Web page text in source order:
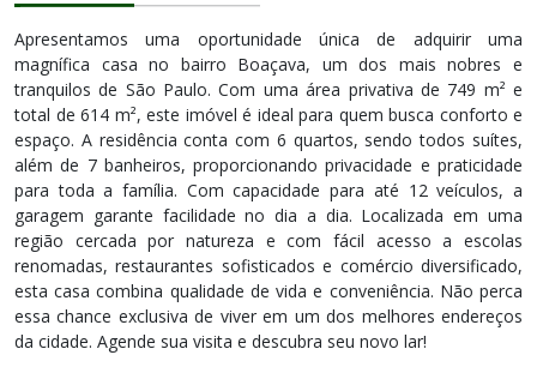
Apresentamos uma oportunidade única de adquirir uma
magnífica casa no bairro Boaçava, um dos mais nobres e
tranquilos de São Paulo. Com uma área privativa de 749 m² e
total de 614 m², este imóvel é ideal para quem busca conforto e
espaço. A residência conta com 6 quartos, sendo todos suítes,
além de 7 banheiros, proporcionando privacidade e praticidade
para toda a família. Com capacidade para até 12 veículos, a
garagem garante facilidade no dia a dia. Localizada em uma
região cercada por natureza e com fácil acesso a escolas
renomadas, restaurantes sofisticados e comércio diversificado,
esta casa combina qualidade de vida e conveniência. Não perca
essa chance exclusiva de viver em um dos melhores endereços
da cidade. Agende sua visita e descubra seu novo lar!